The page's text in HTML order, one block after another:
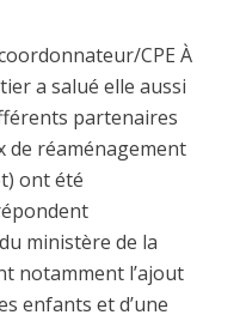
CPE À
a salué elle aussi
partenaires
de réaménagement
ont été
ministère de la
notamment l’ajout
enfants et d’une